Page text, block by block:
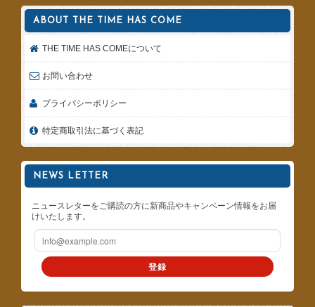
ABOUT THE TIME HAS COME
THE TIME HAS COMEについて
お問い合わせ
プライバシーポリシー
特定商取引法に基づく表記
NEWS LETTER
ニュースレターをご購読の方に新商品やキャンペーン情報をお届
けいたします。
登録